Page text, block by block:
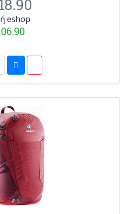
eshop